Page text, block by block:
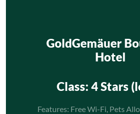
GoldGemäuer
Hotel
Class: 4 Stars
Features: Free Wi-Fi, Pets